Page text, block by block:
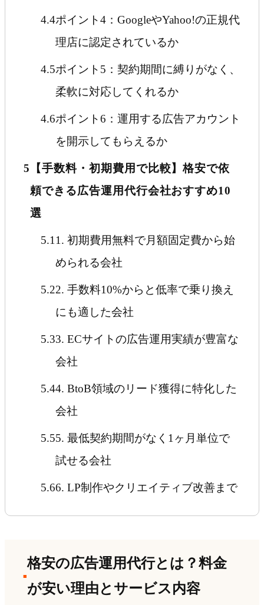
4.4ポイント4：GoogleやYahoo!の正規代
理店に認定されているか
4.5ポイント5：契約期間に縛りがなく、
柔軟に対応してくれるか
4.6ポイント6：運用する広告アカウント
を開示してもらえるか
5 【手数料・初期費用で比較】格安で依
頼できる広告運用代行会社おすすめ10
選
5.11. 初期費用無料で月額固定費から始
められる会社
5.22. 手数料10%からと低率で乗り換え
にも適した会社
5.33. ECサイトの広告運用実績が豊富な
会社
5.44. BtoB領域のリード獲得に特化した
会社
5.55. 最低契約期間がなく1ヶ月単位で
試せる会社
5.66. LP制作やクリエイティブ改善まで
体制に定評がある会社
5.88. フリーランスに直接依頼でき柔軟
格安の広告運用代行とは？料金
が安い理由とサービス内容